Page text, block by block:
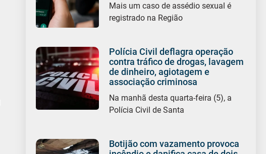
Mais um caso de assédio sexual é
registrado na Região
Polícia Civil deflagra operação
contra tráfico de drogas, lavagem
de dinheiro, agiotagem e
associação criminosa
Na manhã desta quarta-feira (5), a
Polícia Civil de Santa
Botijão com vazamento provoca